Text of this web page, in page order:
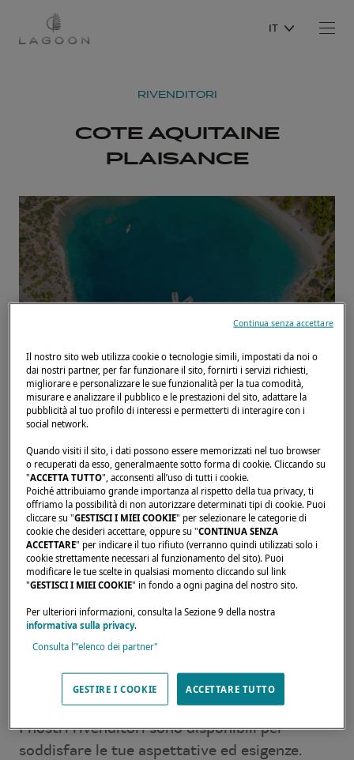
IT
RIVENDITORI
COTE AQUITAINE
PLAISANCE
Home page
I nostri rivenditori sono disponibili per
soddisfare le tue aspettative ed esigenze.
Il nostro sito web utilizza cookie o tecnologie simili, impostati da noi o
dai nostri partner, per far funzionare il sito, fornirti i servizi richiesti,
migliorare e personalizzare le sue funzionalità per la tua comodità,
misurare e analizzare il pubblico e le prestazioni del sito, adattare la
pubblicità al tuo profilo di interessi e permetterti di interagire con i
social network.
Quando visiti il sito, i dati possono essere memorizzati nel tuo browser
o recuperati da esso, generalmaente sotto forma di cookie. Cliccando su
"ACCETTA TUTTO", acconsenti all’uso di tutti i cookie.
Poiché attribuiamo grande importanza al rispetto della tua privacy, ti
offriamo la possibilità di non autorizzare determinati tipi di cookie. Puoi
cliccare su "GESTISCI I MIEI COOKIE" per selezionare le categorie di
cookie che desideri accettare, oppure su "CONTINUA SENZA
ACCETTARE" per indicare il tuo rifiuto (verranno quindi utilizzati solo i
cookie strettamente necessari al funzionamento del sito). Puoi
modificare le tue scelte in qualsiasi momento cliccando sul link
"GESTISCI I MIEI COOKIE" in fondo a ogni pagina del nostro sito.
Per ulteriori informazioni, consulta la Sezione 9 della nostra
informativa sulla privacy.
Consulta l’"elenco dei partner"
GESTIRE I COOKIE ACCETTARE TUTTO
Continua senza accettare